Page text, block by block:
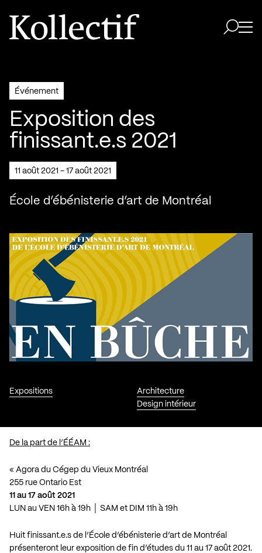
Aller à la page d'accueil
Logo Kollectif
Événement
Exposition des
finissant.e.s 2021
11 août 2021 - 17 août 2021
École d’ébénisterie d’art de Montréal
Expositions
Architecture
Design intérieur
De la part de l’ÉÉAM :
« Agora du Cégep du Vieux Montréal
255 rue Ontario Est
11 au 17 août 2021
LUN au VEN 16h à 19h │ SAM et DIM 11h à 19h
Huit finissant.e.s de l’École d’ébénisterie d’art de Montréal
présenteront leur exposition de fin d’études du 11 au 17 août 2021.